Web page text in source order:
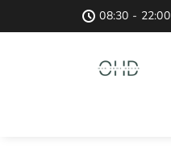
to
08:30 - 22:00